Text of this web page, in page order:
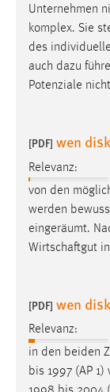
Unternehmen
komplex. Sie
des
auch dazu
Potenziale
[PDF] wen
Relevanz:
von den
werden
eingeräumt.
Wirtschaftgut
[PDF] wen
Relevanz:
in den beiden
bis 1997 (AP
Google
Zweck:
Cookie
_fbp
Anbieter:
Facebook
3 Monate